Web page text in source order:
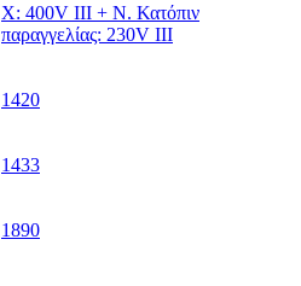
X: 400V III + N. Κατόπιν
παραγγελίας: 230V III
1420
1433
1890